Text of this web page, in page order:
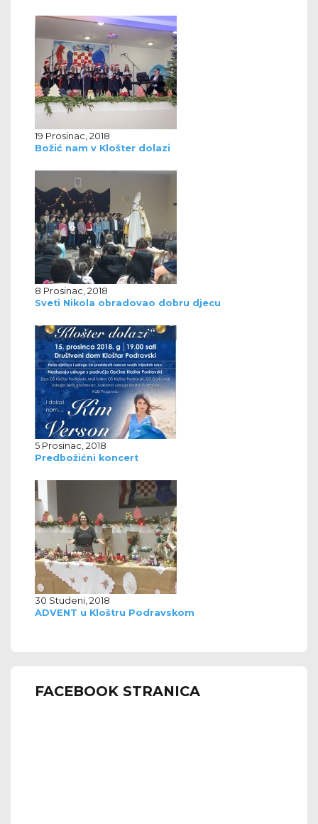
19 Prosinac, 2018
Božić nam v Klošter dolazi
8 Prosinac, 2018
Sveti Nikola obradovao dobru djecu
5 Prosinac, 2018
Predbožićni koncert
30 Studeni, 2018
ADVENT u Kloštru Podravskom
FACEBOOK STRANICA